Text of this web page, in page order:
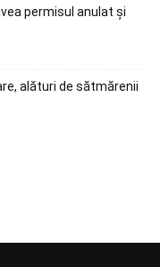
permisul anulat și
alături de sătmărenii